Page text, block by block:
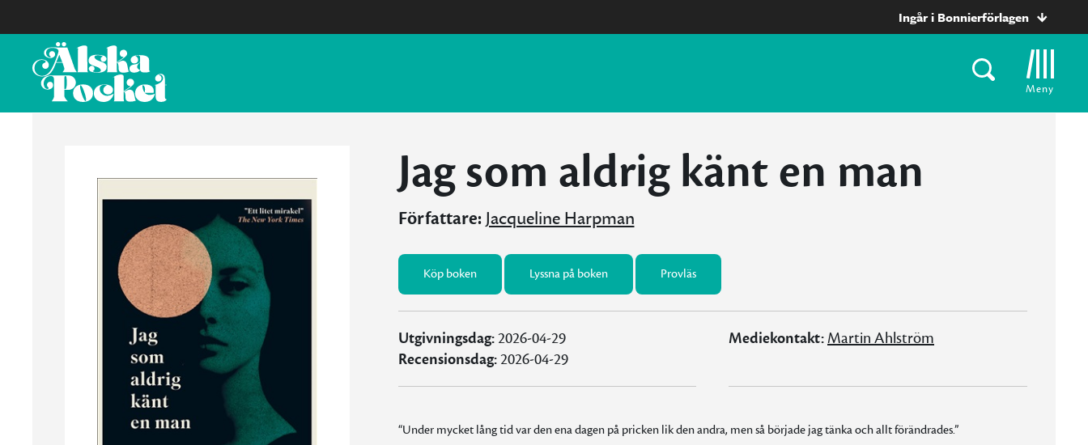
Ingår i Bonnierförlagen
Meny
Jag som aldrig känt en man
Författare: Jacqueline Harpman
Köp boken Lyssna på boken Provläs
Utgivningsdag:2026-04-29
Recensionsdag:2026-04-29
Mediekontakt:Martin Ahlström
“Under mycket lång tid var den ena dagen på pricken lik den andra, men så började jag tänka och allt förändrades.”